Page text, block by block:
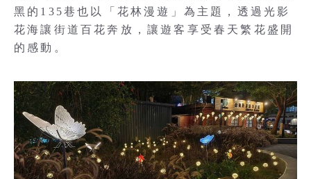
黑的135巷也以「花林漫遊」為主題，透過光影
花海讓街道百花奔放，讓遊客享受春天繁花盛開
的感動。